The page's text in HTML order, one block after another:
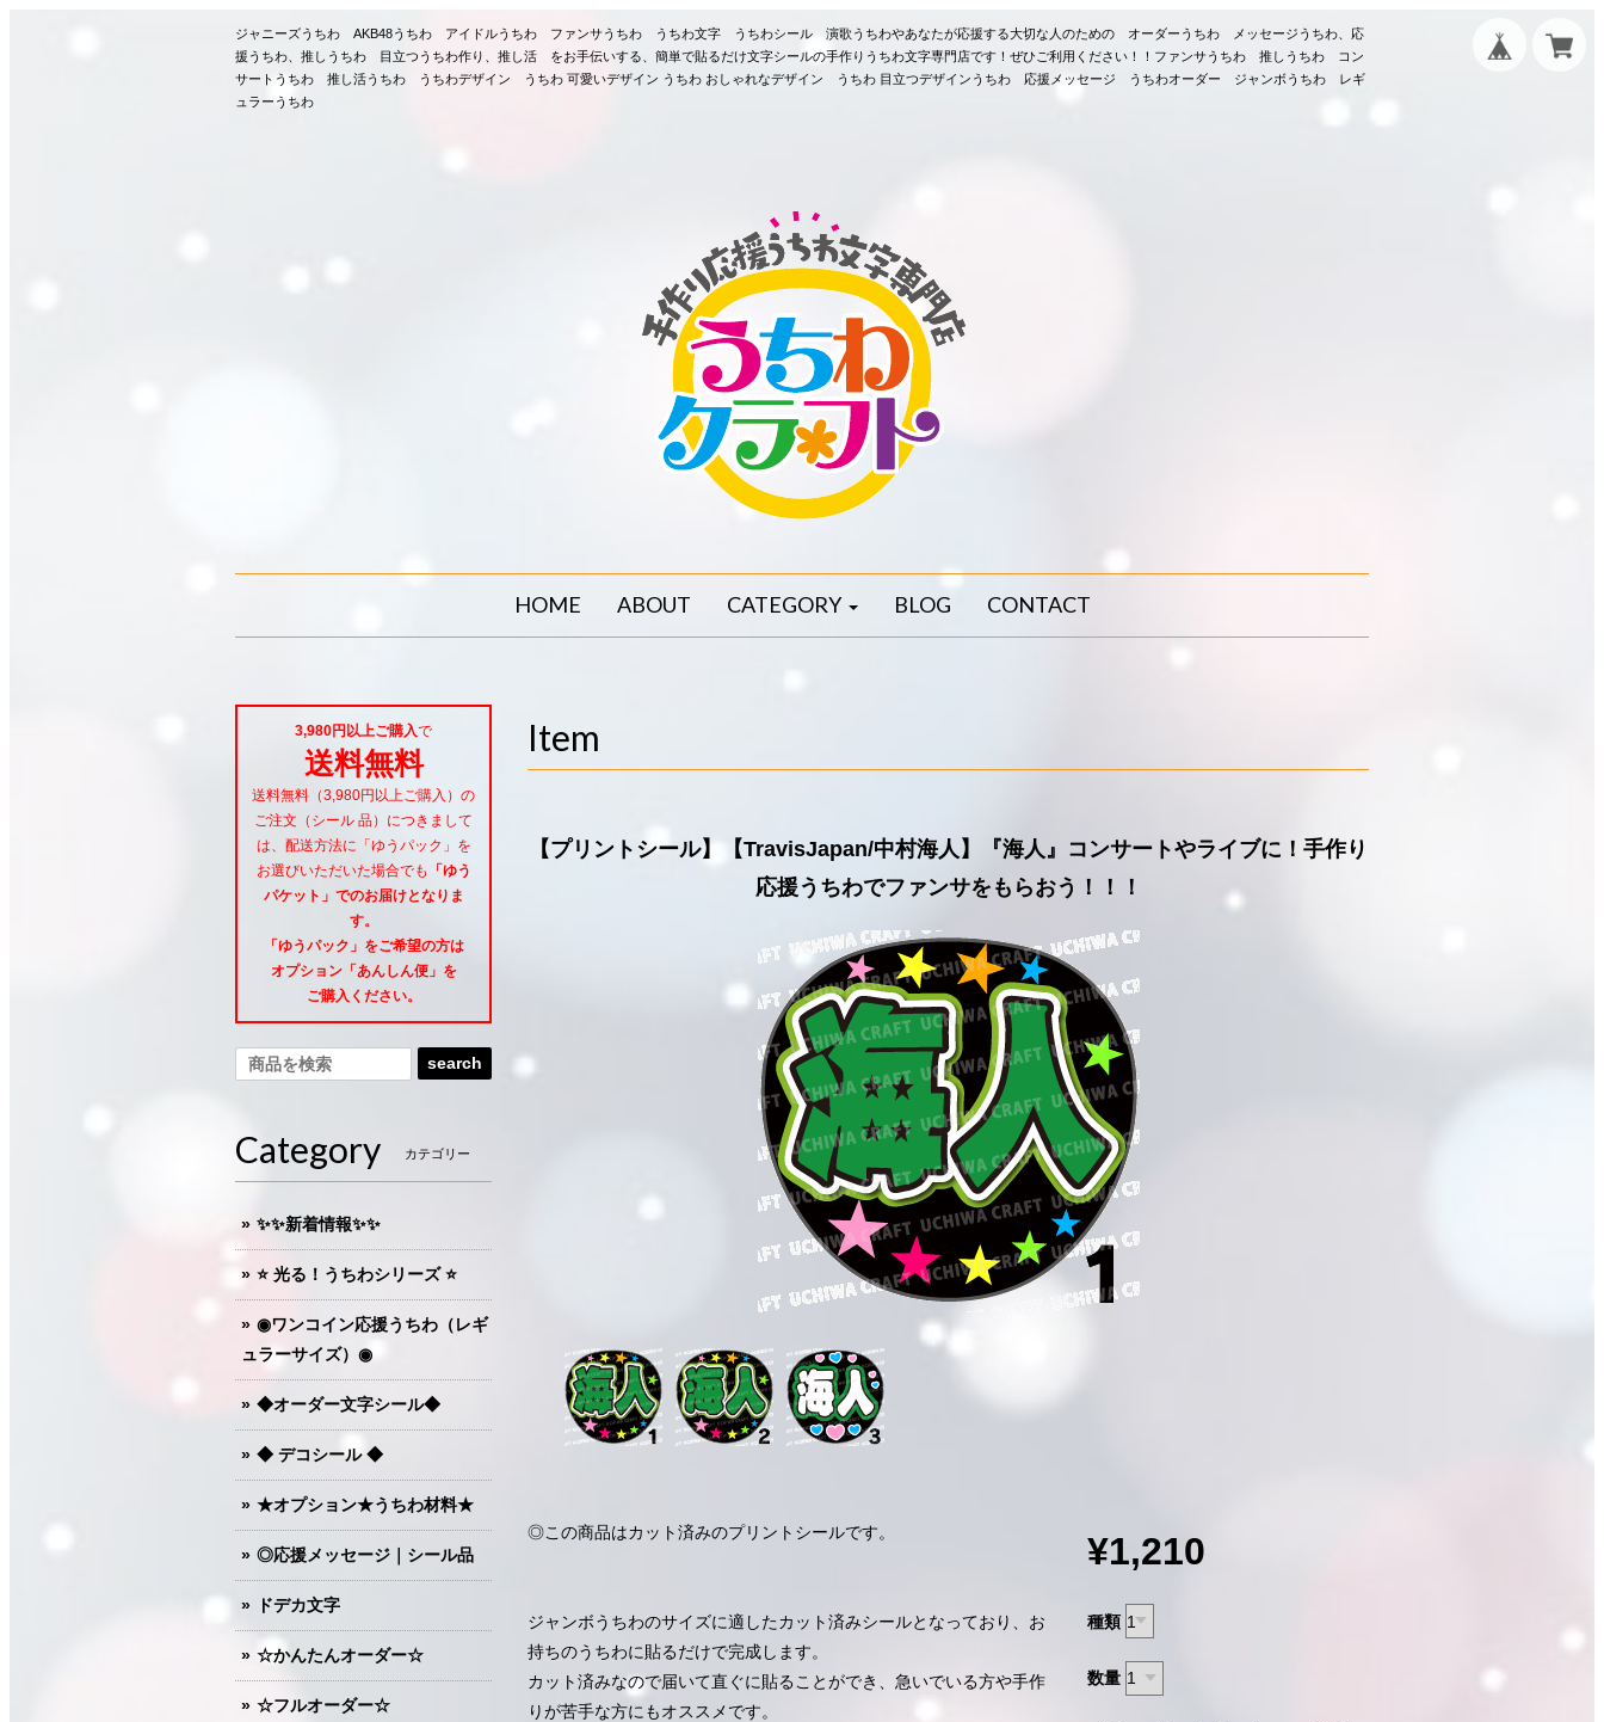
ジャニーズうちわ AKB48うちわ アイドルうちわ ファンサうちわ うちわ文字 うちわシール 演歌うちわやあなたが応援する大切な人のための オーダーうちわ メッセージうちわ、応
援うちわ、推しうちわ 目立つうちわ作り、推し活 をお手伝いする、簡単で貼るだけ文字シールの手作りうちわ文字専門店です！ぜひご利用ください！！ファンサうちわ 推しうちわ コン
サートうちわ 推し活うちわ うちわデザイン うちわ 可愛いデザイン うちわ おしゃれなデザイン うちわ 目立つデザインうちわ 応援メッセージ うちわオーダー ジャンボうちわ レギ
ュラーうちわ
HOME ABOUT CATEGORY BLOG CONTACT
Item
【プリントシール】【TravisJapan/中村海人】『海人』コンサートやライブに！手作り
応援うちわでファンサをもらおう！！！
◎この商品はカット済みのプリントシールです。
ジャンボうちわのサイズに適したカット済みシールとなっており、お
持ちのうちわに貼るだけで完成します。
カット済みなので届いて直ぐに貼ることができ、急いでいる方や手作
りが苦手な方にもオススメです。
¥1,210
種類
数量
3,980円以上ご購入で
送料無料
送料無料（3,980円以上ご購入）の
ご注文（シール 品）につきまして
は、配送方法に「ゆうパック」を
お選びいただいた場合でも
「ゆう
パケット」でのお届けとなりま
す。
「ゆうパック」をご希望の方は
オプション「あんしん便」 を
ご購入ください。
search
Category カテゴリー
✨✨新着情報✨✨
⭐️ 光る！うちわシリーズ ⭐️
◉ワンコイン応援うちわ（レギ
ュラーサイズ）◉
◆オーダー文字シール◆
◆ デコシール ◆
★オプション★うちわ材料★
◎応援メッセージ｜シール品
ドデカ文字
☆かんたんオーダー☆
☆フルオーダー☆